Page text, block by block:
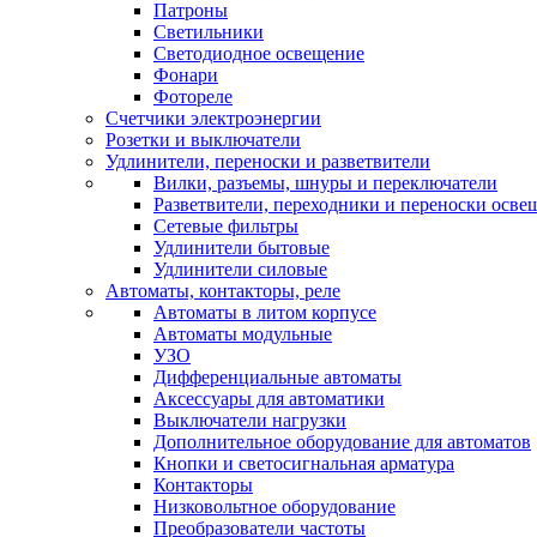
Патроны
Светильники
Светодиодное освещение
Фонари
Фотореле
Счетчики электроэнергии
Розетки и выключатели
Удлинители, переноски и разветвители
Вилки, разъемы, шнуры и переключатели
Разветвители, переходники и переноски
Сетевые фильтры
Удлинители бытовые
Удлинители силовые
Автоматы, контакторы, реле
Автоматы в литом корпусе
Автоматы модульные
УЗО
Дифференциальные автоматы
Аксессуары для автоматики
Выключатели нагрузки
Дополнительное оборудование для автоматов
Кнопки и светосигнальная арматура
Контакторы
Низковольтное оборудование
Преобразователи частоты